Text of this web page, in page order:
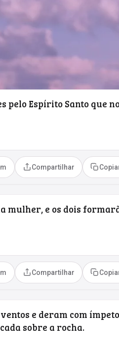
pelo Espírito Santo que
Compartilhar
mulher, e os dois
Compartilhar
e deram com ímpeto
sobre a rocha.